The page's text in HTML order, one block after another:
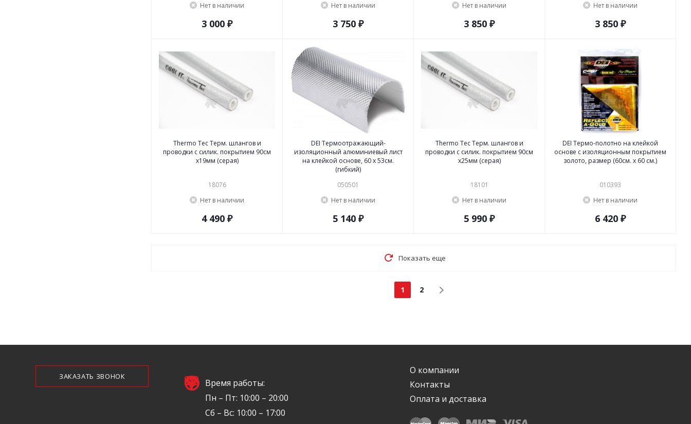
Нет в наличии
3 000 ₽
Нет в наличии
3 750 ₽
Нет в наличии
3 850 ₽
Нет в наличии
3 850 ₽
Thermo Tec Терм. шлангов и
проводки с силик. покрытием 90см
x19мм (серая)
18076
Нет в наличии
4 490 ₽
DEI Термоотражающий-
изоляционный алюминиевый лист
на клейкой основе, 60 x 53см.
(гибкий)
050501
Нет в наличии
5 140 ₽
Thermo Tec Терм. шлангов и
проводки с силик. покрытием 90см
x25мм (серая)
18101
Нет в наличии
5 990 ₽
DEI Термо-полотно на клейкой
основе с изоляционным покрытием
золото, размер (60см. x 60 см.)
010393
Нет в наличии
6 420 ₽
Показать еще
1 2
ЗАКАЗАТЬ ЗВОНОК
Время работы:
Пн – Пт: 10:00 – 20:00
Сб – Вс: 10:00 – 17:00
О компании
Контакты
Оплата и доставка